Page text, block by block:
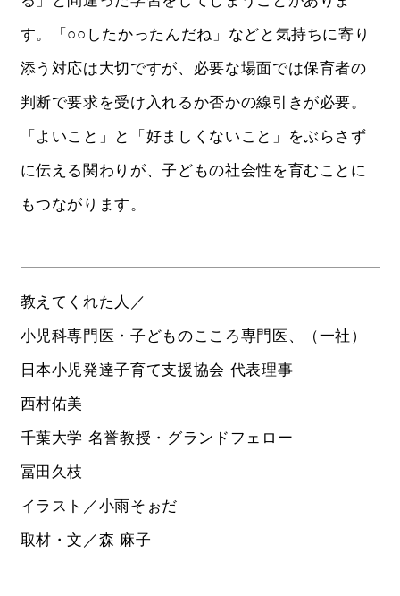
す。「○○したかったんだね」などと気持ちに寄り
添う対応は大切ですが、必要な場面では保育者の
判断で要求を受け入れるか否かの線引きが必要。
「よいこと」と「好ましくないこと」をぶらさず
に伝える関わりが、子どもの社会性を育むことに
もつながります。
教えてくれた人／
小児科専門医・子どものこころ専門医、（一社）
日本小児発達子育て支援協会 代表理事
西村佑美
千葉大学 名誉教授・グランドフェロー
冨田久枝
イラスト／小雨そぉだ
取材・文／森 麻子